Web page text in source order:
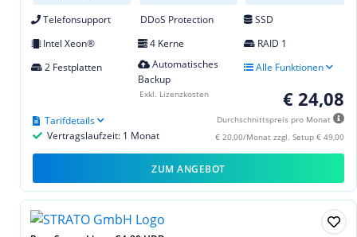
Telefonsupport DDoS Protection
SSD
Intel Xeon®
4 Kerne
RAID 1
2 Festplatten
Automatisches
Backup
Alle Funktionen
€ 24,08
Durchschnittspreis pro Monat
€ 20,00/Monat zzgl. Setup € 49,00
Vertragslaufzeit: 1 Monat
Tarifdetails
Exkl. Lizenzkosten
ZUM ANGEBOT